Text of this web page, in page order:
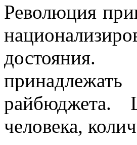
Революция
достояния.
райбюджета.
человека,